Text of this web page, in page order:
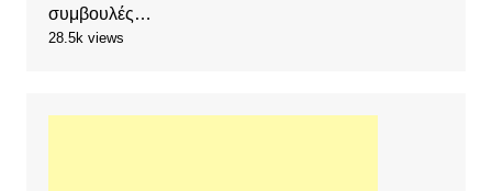
συμβουλές…
28.5k views